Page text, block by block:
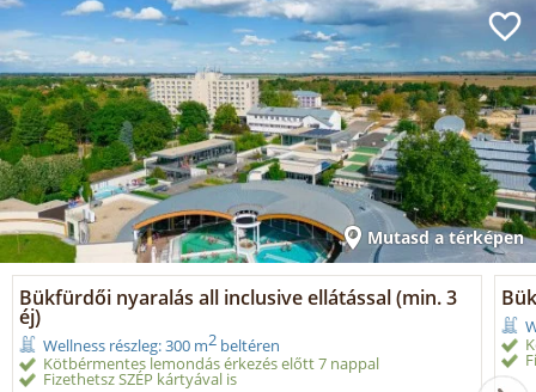
Mutasd a térképen
Bükfürdői nyaralás all inclusive ellátással (min. 3
éj)
Wellness részleg: 300 m2 beltéren
Kötbérmentes lemondás érkezés előtt 7 nappal
Fizethetsz SZÉP kártyával is